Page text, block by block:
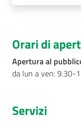
Orari di
Apertura al
da lun a ven: 9.30-
Servizi